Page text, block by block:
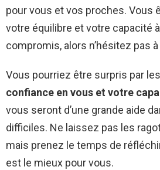
pour vous et vos proches. Vous
votre équilibre et votre capacité
compromis, alors n’hésitez pas
Vous pourriez être surpris par
confiance en vous et votre
vous seront d’une grande aide
difficiles. Ne laissez pas les
mais prenez le temps de
est le mieux pour vous.